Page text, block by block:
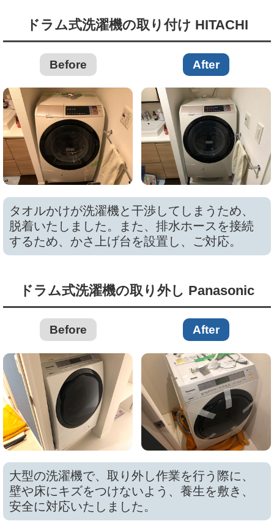
ドラム式洗濯機の取り付け HITACHI
Before After
タオルかけが洗濯機と干渉してしまうため、
脱着いたしました。また、排水ホースを接続
するため、かさ上げ台を設置し、ご対応。
ドラム式洗濯機の取り外し Panasonic
Before After
大型の洗濯機で、取り外し作業を行う際に、
壁や床にキズをつけないよう、養生を敷き、
安全に対応いたしました。